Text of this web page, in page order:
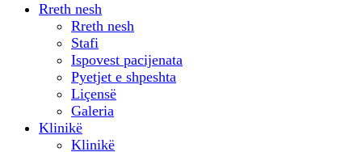
Rreth nesh
Rreth nesh
Stafi
Ispovest pacijenata
Pyetjet e shpeshta
Liçensë
Galeria
Klinikë
Klinikë